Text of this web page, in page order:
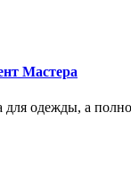
Мастера
для одежды, а